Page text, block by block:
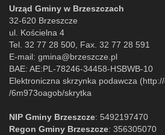
Urząd Gminy w Brzeszczach
32-620 Brzeszcze
ul. Kościelna 4
Tel. 32 77 28 500, Fax. 32 77 28 591
E-mail: gmina@brzeszcze.pl
BAE: AE:PL-78246-34458-HSBWB-10
Elektroniczna skrzynka podawcza
/6m973oagob/skrytka
NIP Gminy Brzeszcze: 5492197470
Regon Gminy Brzeszcze: 356305070